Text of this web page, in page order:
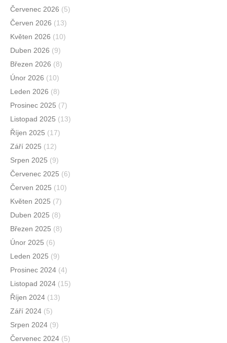
Červenec 2026 (5)
Červen 2026 (13)
Květen 2026 (10)
Duben 2026 (9)
Březen 2026 (8)
Únor 2026 (10)
Leden 2026 (8)
Prosinec 2025 (7)
Listopad 2025 (13)
Říjen 2025 (17)
Září 2025 (12)
Srpen 2025 (9)
Červenec 2025 (6)
Červen 2025 (10)
Květen 2025 (7)
Duben 2025 (8)
Březen 2025 (8)
Únor 2025 (6)
Leden 2025 (9)
Prosinec 2024 (4)
Listopad 2024 (15)
Říjen 2024 (13)
Září 2024 (5)
Srpen 2024 (9)
Červenec 2024 (5)